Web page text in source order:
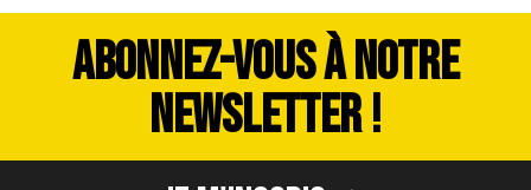
ABONNEZ-VOUS À NOTRE
NEWSLETTER !